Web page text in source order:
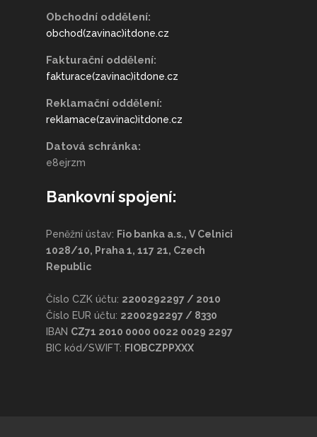
Obchodní oddělení:
obchod(zavinac)itdone.cz
Fakturační oddělení:
fakturace(zavinac)itdone.cz
Reklamační oddělení:
reklamace(zavinac)itdone.cz
Datová schránka:
e8ejrzm
Bankovní spojení:
Peněžní ústav: Fio banka a.s., V Celnici
1028/10, Praha 1, 117 21, Czech
Republic
Číslo CZK účtu: 2200292297 / 2010
Číslo EUR účtu: 2200292297 / 8330
IBAN CZ71 2010 0000 0022 0029 2297
BIC kód/SWIFT: FIOBCZPPXXX